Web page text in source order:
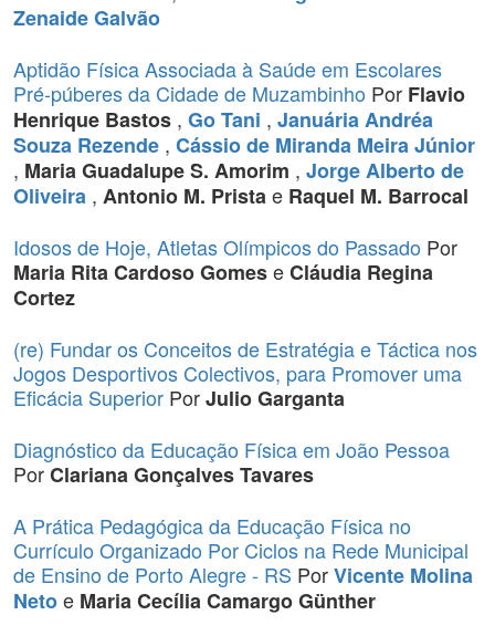
Zenaide Galvão
Aptidão Física Associada à Saúde em Escolares
Pré-púberes da Cidade de Muzambinho Por Flavio
Henrique Bastos , Go Tani , Januária Andréa
Souza Rezende , Cássio de Miranda Meira Júnior
, Maria Guadalupe S. Amorim , Jorge Alberto de
Oliveira , Antonio M. Pristae Raquel M. Barrocal
Idosos de Hoje, Atletas Olímpicos do Passado Por
Maria Rita Cardoso GomeseCláudia Regina
Cortez
(re) Fundar os Conceitos de Estratégia e Táctica nos
Jogos Desportivos Colectivos, para Promover uma
Eficácia Superior PorJulio Garganta
Diagnóstico da Educação Física em João Pessoa
PorClariana Gonçalves Tavares
A Prática Pedagógica da Educação Física no
Currículo Organizado Por Ciclos na Rede Municipal
de Ensino de Porto Alegre - RS PorVicente Molina
Netoe Maria Cecília Camargo Günther